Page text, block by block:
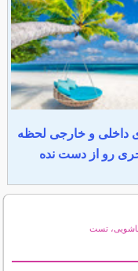
داخلی و خارجی لحظه
رو از دست نده
تست